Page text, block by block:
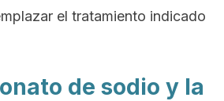
el tratamiento indicado
de sodio y la